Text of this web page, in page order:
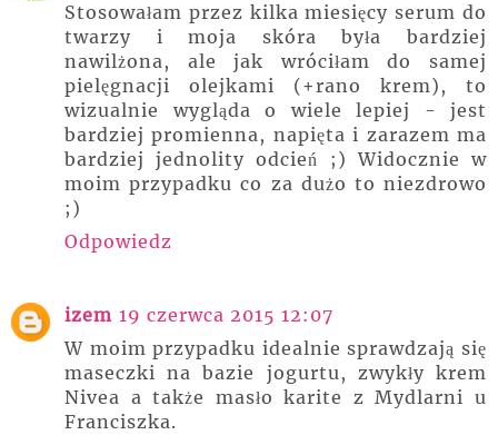
Stosowałam przez kilka miesięcy serum do
twarzy i moja skóra była bardziej
nawilżona, ale jak wróciłam do samej
pielęgnacji olejkami (+rano krem), to
wizualnie wygląda o wiele lepiej - jest
bardziej promienna, napięta i zarazem ma
bardziej jednolity odcień ;) Widocznie w
moim przypadku co za dużo to niezdrowo
;)
Odpowiedz
izem 19 czerwca 2015 12:07
W moim przypadku idealnie sprawdzają się
maseczki na bazie jogurtu, zwykły krem
Nivea a także masło karite z Mydlarni u
Franciszka.